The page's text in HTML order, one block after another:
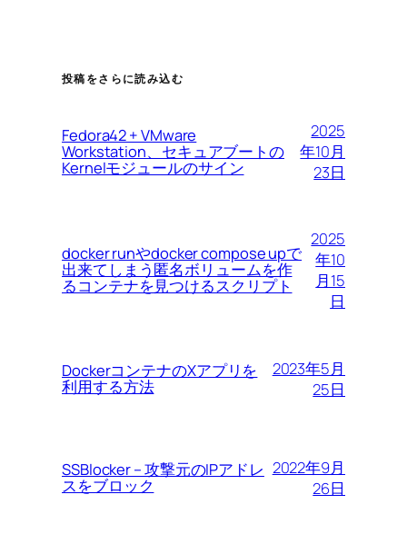
投稿をさらに読み込む
Fedora42 + VMware
Workstation、セキュアブートの
Kernelモジュールのサイン
2025
年10月
23日
docker runやdocker compose upで
出来てしまう匿名ボリュームを作
るコンテナを見つけるスクリプト
2025
年10
月15
日
DockerコンテナのXアプリを
利用する方法
2023年5月
25日
SSBlocker – 攻撃元のIPアドレ
スをブロック
2022年9月
26日